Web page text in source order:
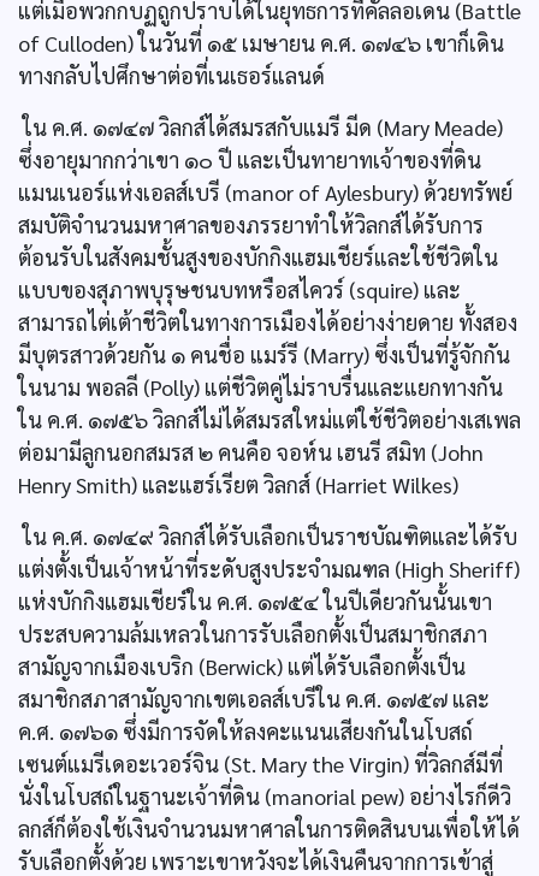
แต่เมื่อพวกกบฏถูกปราบได้ในยุทธการที่คัลลอเดน (Battle
of Culloden) ในวันที่ ๑๕ เมษายน ค.ศ. ๑๗๔๖ เขาก็เดิน
ทางกลับไปศึกษาต่อที่เนเธอร์แลนด์
ใน ค.ศ. ๑๗๔๗ วิลกส์ได้สมรสกับแมรี มีด (Mary Meade)
ซึ่งอายุมากกว่าเขา ๑๐ ปี และเป็นทายาทเจ้าของที่ดิน
แมนเนอร์แห่งเอลส์เบรี (manor of Aylesbury) ด้วยทรัพย์
สมบัติจำนวนมหาศาลของภรรยาทำให้วิลกส์ได้รับการ
ต้อนรับในสังคมชั้นสูงของบักกิงแฮมเชียร์และใช้ชีวิตใน
แบบของสุภาพบุรุษชนบทหรือสไควร์ (squire) และ
สามารถไต่เต้าชีวิตในทางการเมืองได้อย่างง่ายดาย ทั้งสอง
มีบุตรสาวด้วยกัน ๑ คนชื่อ แมร์รี (Marry) ซึ่งเป็นที่รู้จักกัน
ในนาม พอลลี (Polly) แต่ชีวิตคู่ไม่ราบรื่นและแยกทางกัน
ใน ค.ศ. ๑๗๕๖ วิลกส์ไม่ได้สมรสใหม่แต่ใช้ชีวิตอย่างเสเพล
ต่อมามีลูกนอกสมรส ๒ คนคือ จอห์น เฮนรี สมิท (John
Henry Smith) และแฮร์เรียต วิลกส์ (Harriet Wilkes)
ใน ค.ศ. ๑๗๔๙ วิลกส์ได้รับเลือกเป็นราชบัณฑิตและได้รับ
แต่งตั้งเป็นเจ้าหน้าที่ระดับสูงประจำมณฑล (High Sheriff)
แห่งบักกิงแฮมเชียร์ใน ค.ศ. ๑๗๕๔ ในปีเดียวกันนั้นเขา
ประสบความล้มเหลวในการรับเลือกตั้งเป็นสมาชิกสภา
สามัญจากเมืองเบริก (Berwick) แต่ได้รับเลือกตั้งเป็น
สมาชิกสภาสามัญจากเขตเอลส์เบรีใน ค.ศ. ๑๗๕๗ และ
ค.ศ. ๑๗๖๑ ซึ่งมีการจัดให้ลงคะแนนเสียงกันในโบสถ์
เซนต์แมรีเดอะเวอร์จิน (St. Mary the Virgin) ที่วิลกส์มีที่
นั่งในโบสถ์ในฐานะเจ้าที่ดิน (manorial pew) อย่างไรก็ดีวิ
ลกส์ก็ต้องใช้เงินจำนวนมหาศาลในการติดสินบนเพื่อให้ได้
รับเลือกตั้งด้วย เพราะเขาหวังจะได้เงินคืนจากการเข้าสู่